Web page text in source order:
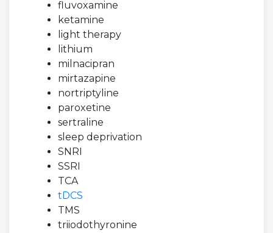
fluvoxamine
ketamine
light therapy
lithium
milnacipran
mirtazapine
nortriptyline
paroxetine
sertraline
sleep deprivation
SNRI
SSRI
TCA
tDCS
TMS
triiodothyronine